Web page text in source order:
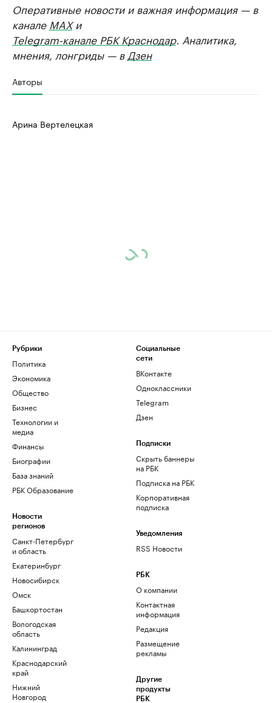
Оперативные новости и важная информация — в
канале MAXи
Telegram-канале РБК Краснодар. Аналитика,
мнения, лонгриды — в Дзен
Авторы
Арина Вертелецкая
Рубрики
Политика
Экономика
Общество
Бизнес
Технологии и
медиа
Финансы
Биографии
База знаний
РБК Образование
Новости
регионов
Санкт-Петербург
и область
Екатеринбург
Новосибирск
Омск
Башкортостан
Вологодская
область
Калининград
Краснодарский
край
Нижний
Новгород
Социальные
сети
ВКонтакте
Одноклассники
Telegram
Дзен
Подписки
Скрыть баннеры
на РБК
Подписка на РБК
Корпоративная
подписка
Уведомления
RSS Новости
РБК
О компании
Контактная
информация
Редакция
Размещение
рекламы
Другие
продукты
РБК